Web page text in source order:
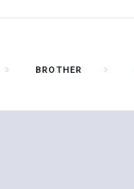
BROTHER